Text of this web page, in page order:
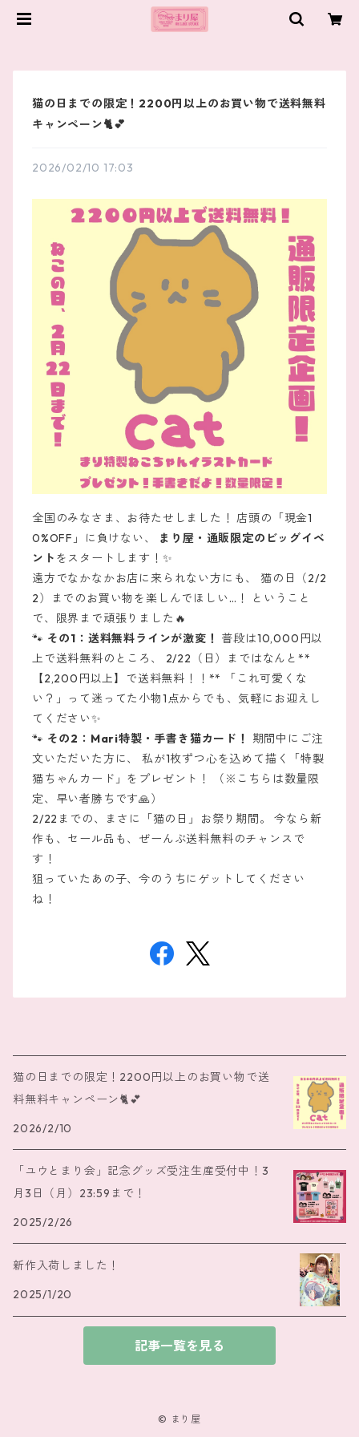
猫の日までの限定！2200円以上のお買い物で送料無料
キャンペーン🐈️💕
2026/02/10 17:03
全国のみなさま、お待たせしました！ 店頭の「現金1
0%OFF」に負けない、 まり屋・通販限定のビッグイベ
ント をスタートします！✨
遠方でなかなかお店に来られない方にも、 猫の日（2/2
2）までのお買い物を楽しんでほしい…！ ということ
で、限界まで頑張りました🔥
🐾 その1：送料無料ラインが激変！
普段は10,000円以
上で送料無料のところ、 2/22（日）まではなんと**
【2,200円以上】で送料無料！！** 「これ可愛くな
い？」って迷ってた小物1点からでも、気軽にお迎えし
てください✨
🐾 その2：Mari特製・手書き猫カード！
期間中にご注
文いただいた方に、 私が1枚ずつ心を込めて描く「特製
猫ちゃんカード」をプレゼント！ （※こちらは数量限
定、早い者勝ちです🙏）
2/22までの、まさに「猫の日」お祭り期間。 今なら新
作も、セール品も、ぜーんぶ送料無料のチャンスで
す！
狙っていたあの子、今のうちにゲットしてください
ね！
猫の日までの限定！2200円以上のお買い物で送
料無料キャンペーン🐈️💕
2026/2/10
「ユウとまり会」記念グッズ受注生産受付中！3
月3日（月）23:59まで！
2025/2/26
新作入荷しました！
2025/1/20
記事一覧を見る
© まり屋